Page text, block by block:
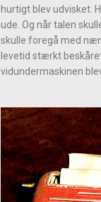
hurtigt blev udvisket.
ude. Og når talen
skulle foregå med
levetid stærkt
vidundermaskinen